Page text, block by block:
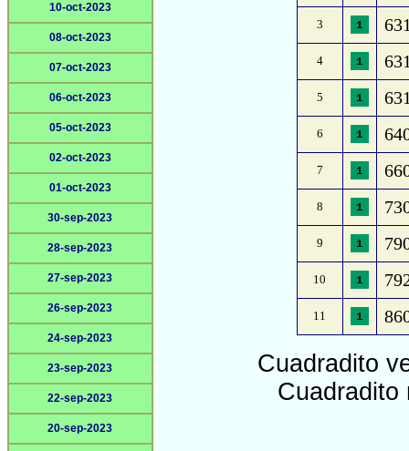
10-oct-2023
08-oct-2023
07-oct-2023
06-oct-2023
05-oct-2023
02-oct-2023
01-oct-2023
30-sep-2023
28-sep-2023
27-sep-2023
26-sep-2023
24-sep-2023
23-sep-2023
22-sep-2023
20-sep-2023
3
4
5
6
7
8
9
10
11
Cuadradito
Cuadradito